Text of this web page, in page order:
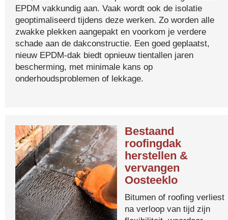
EPDM vakkundig aan. Vaak wordt ook de isolatie
geoptimaliseerd tijdens deze werken. Zo worden alle
zwakke plekken aangepakt en voorkom je verdere
schade aan de dakconstructie. Een goed geplaatst,
nieuw EPDM-dak biedt opnieuw tientallen jaren
bescherming, met minimale kans op
onderhoudsproblemen of lekkage.
Bestaand
roofingdak
herstellen &
vervangen
Oosteeklo
Bitumen of roofing verliest
na verloop van tijd zijn